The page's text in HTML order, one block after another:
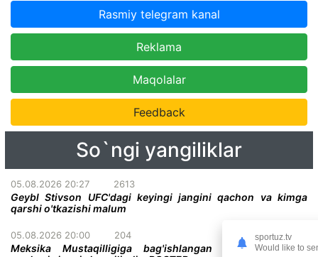
Rasmiy telegram kanal
Reklama
Maqolalar
Feedback
So`ngi yangiliklar
05.08.2026 20:27 2613
Geybl Stivson UFC'dagi keyingi jangini qachon va kimga
qarshi o'tkazishi malum
05.08.2026 20:00 204
Meksika Mustaqilligiga bag'ishlangan UFC turnirining
sportuz.tv
Would like to